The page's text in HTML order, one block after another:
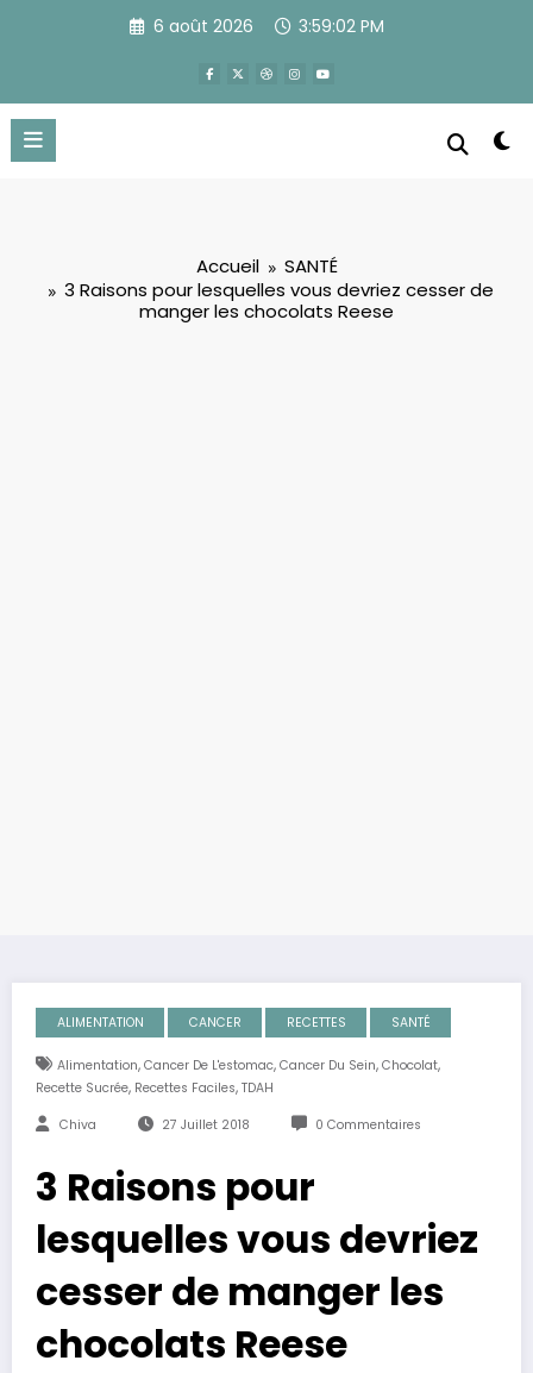
6 août 2026 3:59:04 PM
Accueil
SANTÉ
3 Raisons pour lesquelles vous devriez cesser de
manger les chocolats Reese
ALIMENTATION CANCER RECETTES SANTÉ
Alimentation, Cancer De L'estomac, Cancer Du Sein, Chocolat,
Recette Sucrée, Recettes Faciles, TDAH
Chiva 27 Juillet 2018 0 Commentaires
3 Raisons pour
lesquelles vous devriez
cesser de manger les
chocolats Reese